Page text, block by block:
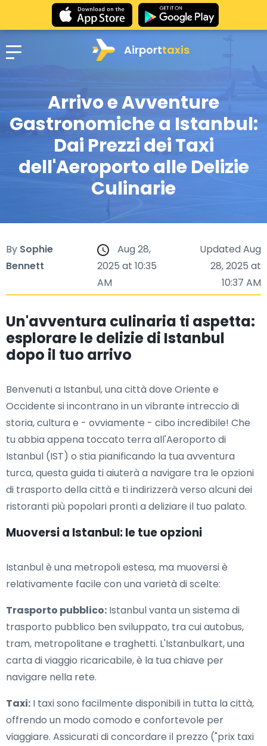
Airporttaxis
Arrivo e Avventure
Gastronomiche a Istanbul:
Dai Prezzi dei Taxi
dell'Aeroporto alle Delizie
Culinarie
By Sophie
Bennett
Aug 28,
2025 at 10:35
AM
Updated Aug
28, 2025 at
10:37 AM
Un'avventura culinaria ti aspetta:
esplorare le delizie di Istanbul
dopo il tuo arrivo
Benvenuti a Istanbul, una città dove Oriente e
Occidente si incontrano in un vibrante intreccio di
storia, cultura e - ovviamente - cibo incredibile! Che
tu abbia appena toccato terra all'Aeroporto di
Istanbul (IST) o stia pianificando la tua avventura
turca, questa guida ti aiuterà a navigare tra le opzioni
di trasporto della città e ti indirizzerà verso alcuni dei
ristoranti più popolari pronti a deliziare il tuo palato.
Muoversi a Istanbul: le tue opzioni
Istanbul è una metropoli estesa, ma muoversi è
relativamente facile con una varietà di scelte:
Trasporto pubblico: Istanbul vanta un sistema di
trasporto pubblico ben sviluppato, tra cui autobus,
tram, metropolitane e traghetti. L'Istanbulkart, una
carta di viaggio ricaricabile, è la tua chiave per
navigare nella rete.
Taxi: I taxi sono facilmente disponibili in tutta la città,
offrendo un modo comodo e confortevole per
viaggiare. Assicurati di concordare il prezzo ("prix taxi